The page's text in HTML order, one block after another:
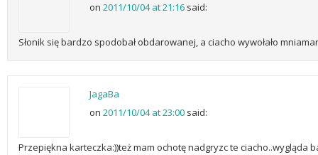
on 2011/10/04 at 21:16 said:
Słonik się bardzo spodobał obdarowanej, a ciacho wywołało
JagaBa
on 2011/10/04 at 23:00 said:
Przepiękna karteczka:))też mam ochotę nadgryzc te ciacho..wygląda